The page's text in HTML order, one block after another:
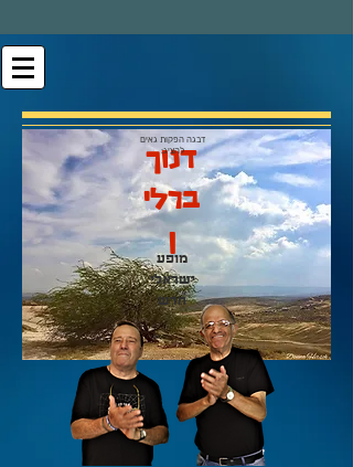
דנוך
ברלי
ן
מופע
ישראלי
חדש
דבגה הפקות גאים
להציג: